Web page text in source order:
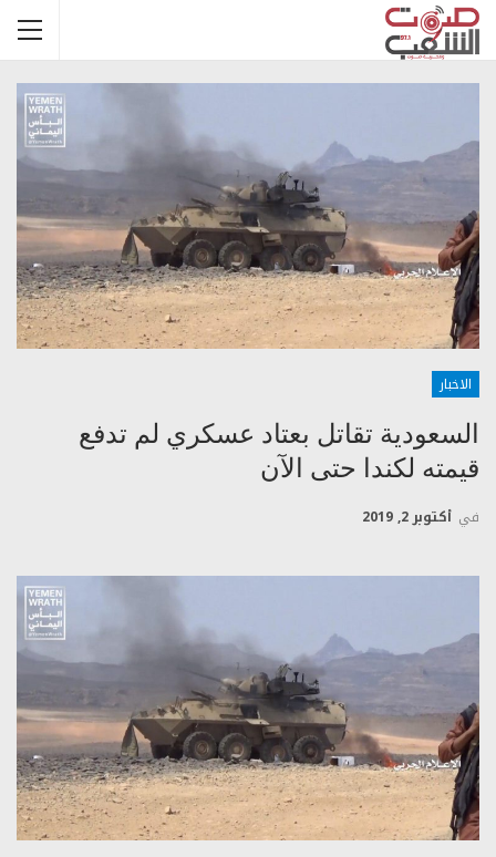
الاخبار
السعودية تقاتل بعتاد عسكري لم تدفع
قيمته لكندا حتى الآن
في أكتوبر 2, 2019